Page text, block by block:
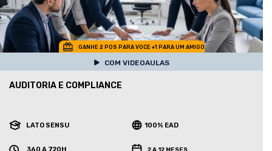
GANHE 2 POS PARA VOCE +1 PARA UM AMIGO
COM VIDEOAULAS
AUDITORIA E COMPLIANCE
LATO SENSU 100% EAD
360 A 720H